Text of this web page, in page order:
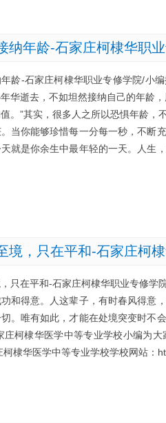
纳年龄-石家庄柯棣华职
龄-石家庄柯棣华职业专修学院/小
华逝去，不如坦然接纳自己的年龄
。”其实，很多人之所以恐惧年龄
当你能够珍惜每一分每一秒，不断
就是你余生中最年轻的一天。人生
境，只在平和-石家庄柯
，只在平和-石家庄柯棣华职业专修
和得意。人这辈子，有时春风得意
。唯有如此，才能在处境突变时不
庄柯棣华医学中等专业学校小编为
柯棣华医学中等专业学校学校网站：